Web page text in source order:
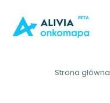
Strona główna